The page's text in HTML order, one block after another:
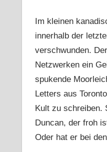
Im kleinen
innerhalb der
verschwunden.
Netzwerken ein
spukende
Letters aus
Kult zu schreiben.
Duncan, der froh
Oder hat er bei